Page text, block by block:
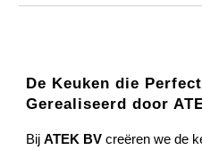
De Keuken die
Gerealiseerd door
BijATEK BV creëren we de